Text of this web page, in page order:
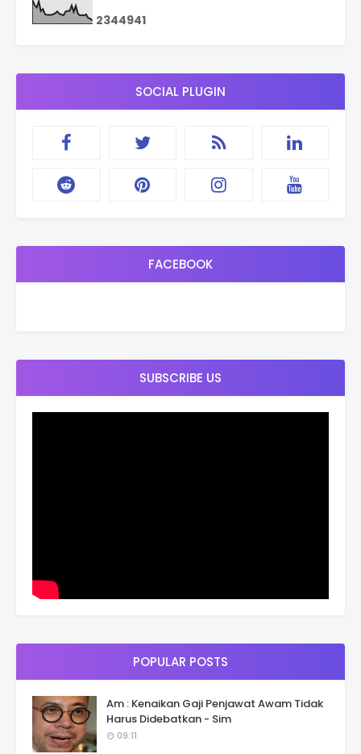
2344941
SOCIAL PLUGIN
FACEBOOK
SUBSCRIBE US
POPULAR POSTS
Am : Kenaikan Gaji Penjawat Awam Tidak
Harus Didebatkan - Sim
09:11